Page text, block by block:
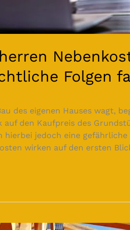
Folgen
des eigenen Hauses wagt,
auf den Kaufpreis des
hierbei jedoch eine
wirken auf den ersten